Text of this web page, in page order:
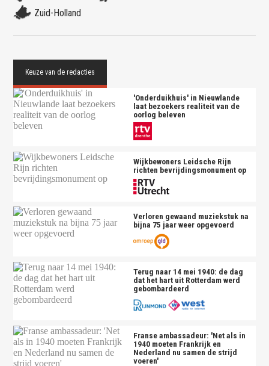
Zuid-Holland
'Onderduikhuis' in Nieuwlande
laat bezoekers realiteit van de
oorlog beleven
Wijkbewoners Leidsche Rijn
richten bevrijdingsmonument op
Verloren gewaand muziekstuk na
bijna 75 jaar weer opgevoerd
Terug naar 14 mei 1940: de dag
dat het hart uit Rotterdam werd
gebombardeerd
Franse ambassadeur: 'Net als in
1940 moeten Frankrijk en
Nederland nu samen de strijd
voeren'